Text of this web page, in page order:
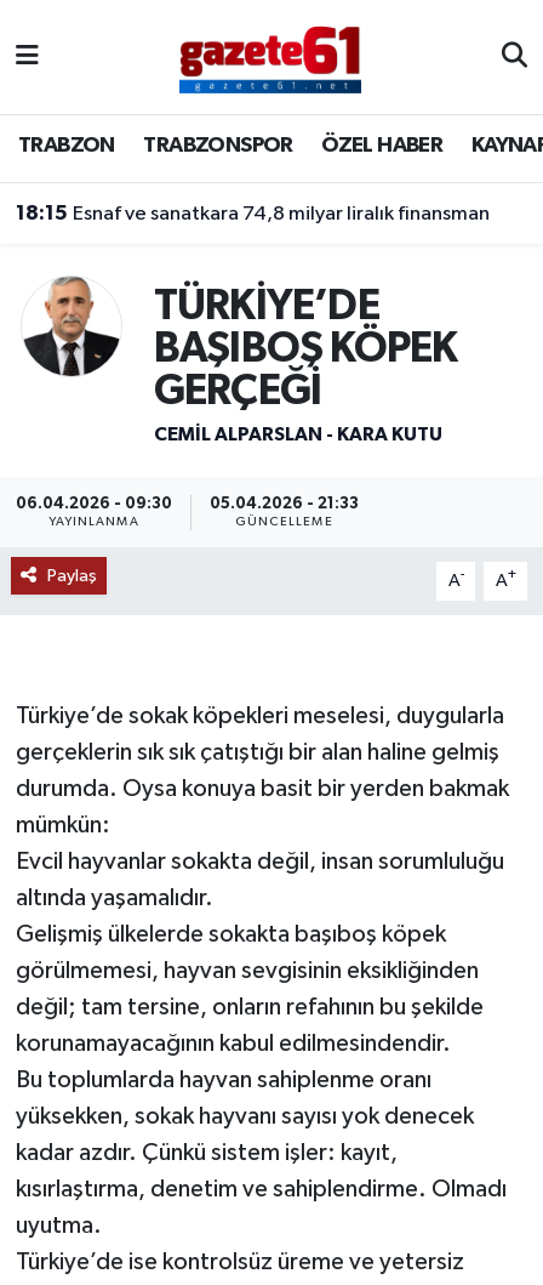
TRABZON TRABZONSPOR ÖZEL HABER
18:15 Esnaf ve sanatkara 74,8 milyar liralık finansman
TÜRKİYE’DE
BAŞIBOŞ KÖPEK
GERÇEĞİ
CEMIL ALPARSLAN - KARA KUTU
06.04.2026 - 09:30
YAYINLANMA
05.04.2026 - 21:33
GÜNCELLEME
Paylaş A- A+
Türkiye’de sokak köpekleri meselesi, duygularla
gerçeklerin sık sık çatıştığı bir alan haline gelmiş
durumda. Oysa konuya basit bir yerden bakmak
mümkün:
Evcil hayvanlar sokakta değil, insan sorumluluğu
altında yaşamalıdır.
Gelişmiş ülkelerde sokakta başıboş köpek
görülmemesi, hayvan sevgisinin eksikliğinden
değil; tam tersine, onların refahının bu şekilde
korunamayacağının kabul edilmesindendir.
Bu toplumlarda hayvan sahiplenme oranı
yüksekken, sokak hayvanı sayısı yok denecek
kadar azdır. Çünkü sistem işler: kayıt,
kısırlaştırma, denetim ve sahiplendirme. Olmadı
uyutma.
Türkiye’de ise kontrolsüz üreme ve yetersiz
TRABZONSPOR
ÖZEL HABER
KAYNAR KAZAN
SİYASET
GÜNDEM
Trabzon Nöbetçi Eczaneler
Trabzon Hava Durumu
Trabzon Namaz Vakitleri
Trabzon Trafik Yoğunluk Haritası
Süper Lig Puan Durumu ve Fikstür
Tüm Manşetler
Haber Arşivi